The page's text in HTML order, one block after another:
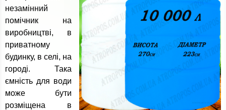
незамінний
помічник на
виробництві, в
приватному
будинку, в селі, на
городі. Така
ємність для води
може бути
розміщена в